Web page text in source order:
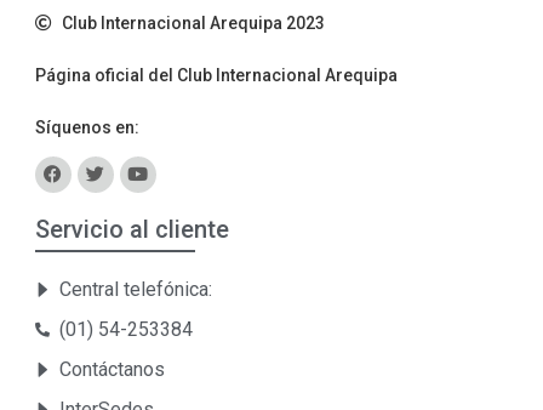
Club Internacional Arequipa 2023
Página oficial del Club Internacional Arequipa
Síquenos en:
Servicio al cliente
Central telefónica:
(01) 54-253384
Contáctanos